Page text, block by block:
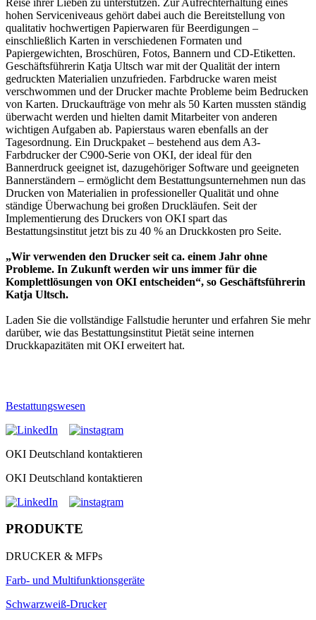
hohen Serviceniveaus gehört dabei auch die Bereitstellung von
qualitativ hochwertigen Papierwaren für Beerdigungen –
einschließlich Karten in verschiedenen Formaten und
Papiergewichten, Broschüren, Fotos, Bannern und CD-Etiketten.
Geschäftsführerin Katja Ultsch war mit der Qualität der intern
gedruckten Materialien unzufrieden. Farbdrucke waren meist
verschwommen und der Drucker machte Probleme beim Bedrucken
von Karten. Druckaufträge von mehr als 50 Karten mussten ständig
überwacht werden und hielten damit Mitarbeiter von anderen
wichtigen Aufgaben ab. Papierstaus waren ebenfalls an der
Tagesordnung. Ein Druckpaket – bestehend aus dem A3-
Farbdrucker der C900-Serie von OKI, der ideal für den
Bannerdruck geeignet ist, dazugehöriger Software und geeigneten
Bannerständern – ermöglicht dem Bestattungsunternehmen nun das
Drucken von Materialien in professioneller Qualität und ohne
ständige Überwachung bei großen Druckläufen. Seit der
Implementierung des Druckers von OKI spart das
Bestattungsinstitut jetzt bis zu 40 % an Druckkosten pro Seite.
„Wir verwenden den Drucker seit ca. einem Jahr ohne
Probleme. In Zukunft werden wir uns immer für die
Komplettlösungen von OKI entscheiden“, so Geschäftsführerin
Katja Ultsch.
Laden Sie die vollständige Fallstudie herunter und erfahren Sie mehr
darüber, wie das Bestattungsinstitut Pietät seine internen
Druckkapazitäten mit OKI erweitert hat.
Bestattungswesen
OKI Deutschland kontaktieren
OKI Deutschland kontaktieren
PRODUKTE
DRUCKER & MFPs
Farb- und Multifunktionsgeräte
Schwarzweiß-Drucker